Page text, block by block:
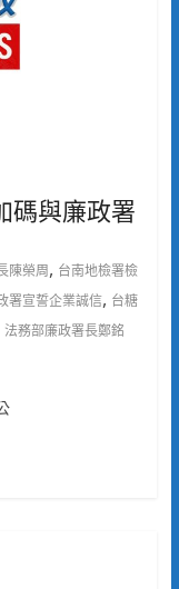
碼與廉政署
陳榮周, 台南地檢署檢
署宣誓企業誠信, 台糖
法務部廉政署長鄭銘